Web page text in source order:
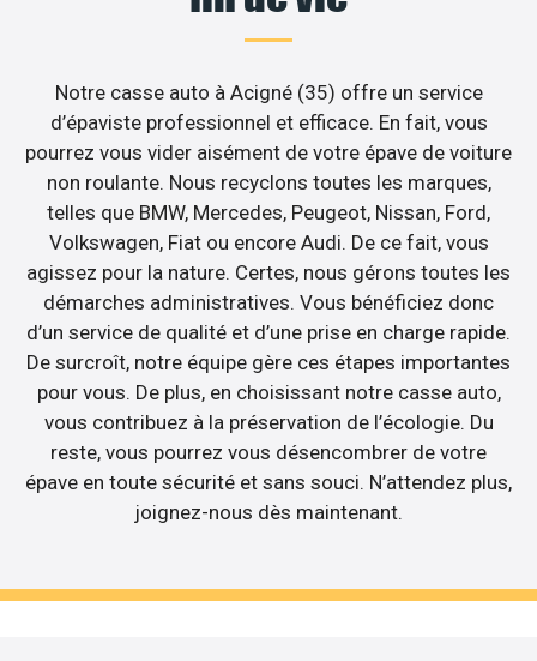
Notre casse auto à Acigné (35) offre un service
d’épaviste professionnel et efficace. En fait, vous
pourrez vous vider aisément de votre épave de voiture
non roulante. Nous recyclons toutes les marques,
telles que BMW, Mercedes, Peugeot, Nissan, Ford,
Volkswagen, Fiat ou encore Audi. De ce fait, vous
agissez pour la nature. Certes, nous gérons toutes les
démarches administratives. Vous bénéficiez donc
d’un service de qualité et d’une prise en charge rapide.
De surcroît, notre équipe gère ces étapes importantes
pour vous. De plus, en choisissant notre casse auto,
vous contribuez à la préservation de l’écologie. Du
reste, vous pourrez vous désencombrer de votre
épave en toute sécurité et sans souci. N’attendez plus,
joignez-nous dès maintenant.